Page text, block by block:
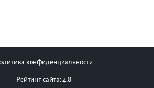
конфиденциальности
Рейтинг сайта: 4.8